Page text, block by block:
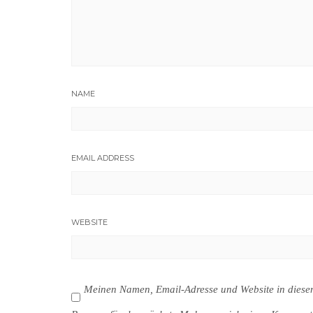
NAME
EMAIL ADDRESS
WEBSITE
Meinen Namen, Email-Adresse und Website in